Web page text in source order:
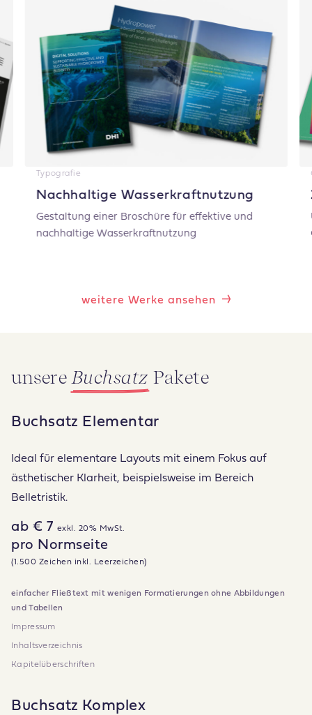
Typografie
Nachhaltige Wasser­kraft­nutzung
Gestaltung einer Broschüre für effektive und
nachhaltige Wasserkraftnutzung
weitere Werke ansehen
unsere Buchsatz Pakete
Buchsatz Elementar
Ideal für elementare Layouts mit einem Fokus auf
ästhetischer Klarheit, beispielsweise im Bereich
Belletristik.
ab € 7 exkl. 20% MwSt.
pro Normseite
(1.500 Zeichen inkl. Leerzeichen)
einfacher Fließtext mit wenigen Formatierungen ohne Abbildungen
und Tabellen
Impressum
Inhaltsverzeichnis
Kapitelüberschriften
Buchsatz Komplex